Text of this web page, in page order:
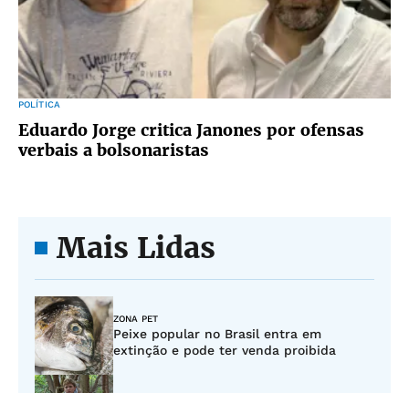
POLÍTICA
Eduardo Jorge critica Janones por ofensas
verbais a bolsonaristas
Mais Lidas
ZONA PET
Peixe popular no Brasil entra em
extinção e pode ter venda proibida